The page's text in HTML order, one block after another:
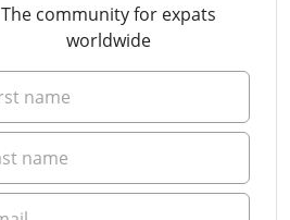
The community for expats
worldwide